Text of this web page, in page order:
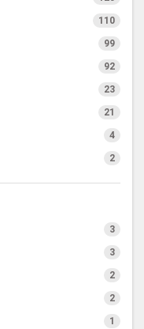
110
99
92
23
21
4
2
3
3
2
2
1